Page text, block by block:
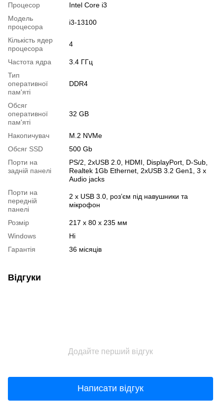
Процесор
Intel Core i3
Модель
процесора
i3-13100
Кількість ядер
процесора
4
Частота ядра
3.4 ГГц
Тип
оперативної
пам'яті
DDR4
Обсяг
оперативної
пам'яті
32 GB
Накопичувач
M.2 NVMe
Обсяг SSD
500 Gb
Порти на
задній панелі
PS/2, 2хUSB 2.0, HDMI, DisplayPort, D-Sub,
Realtek 1Gb Ethernet, 2хUSB 3.2 Gen1, 3 x
Audio jacks
Порти на
передній
панелі
2 х USB 3.0, роз’єм під навушники та
мікрофон
Розмір
217 x 80 x 235 мм
Windows
Ні
Гарантія
36 місяців
Відгуки
Додайте перший відгук
Написати відгук